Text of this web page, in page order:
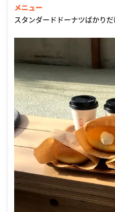
メニュー
スタンダードドーナツばかり